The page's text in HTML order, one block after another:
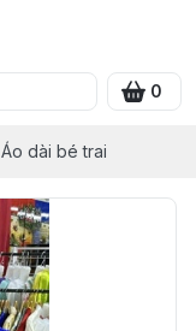
0
Áo dài bé trai